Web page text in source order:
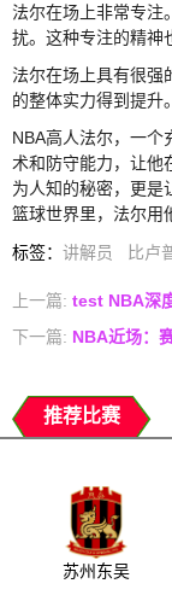
法尔在场上非常专注
扰。这种专注的精神
法尔在场上具有很强
的整体实力得到提升。
NBA高人法尔，一个
术和防守能力，让他
为人知的秘密，更是
篮球世界里，法尔用
标签： 讲解员 比卢
上一篇: test NBA深
下一篇: NBA近场：
推荐比赛
苏州东吴